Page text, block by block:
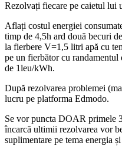
Rezolvați fiecare pe caietul lui
Aflați costul energiei
timp de 4,5h ard două becuri
la fierbere V=1,5 litri apă cu
pe un fierbător cu randamentul
de 1leu/kWh.
După rezolvarea problemei
lucru pe platforma Edmodo.
Se vor puncta DOAR primele
încarcă ultimii rezolvarea vor
suplimentare pe tema energia